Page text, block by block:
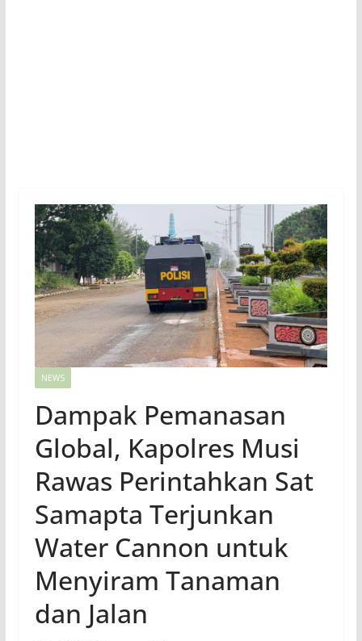
NEWS
Dampak Pemanasan
Global, Kapolres Musi
Rawas Perintahkan Sat
Samapta Terjunkan
Water Cannon untuk
Menyiram Tanaman
dan Jalan